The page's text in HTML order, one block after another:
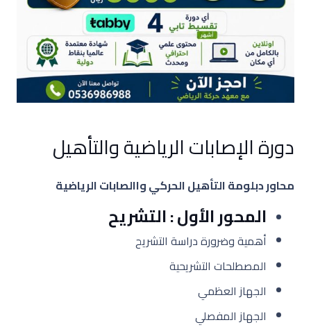
دورة الإصابات الرياضية والتأهيل
محاور دبلومة التأهيل الحركي واالصابات الرياضية
المحور الأول : التشريح
أهمية وضرورة دراسة التشريح
المصطلحات التشريحية
الجهاز العظمي
الجهاز المفصلي